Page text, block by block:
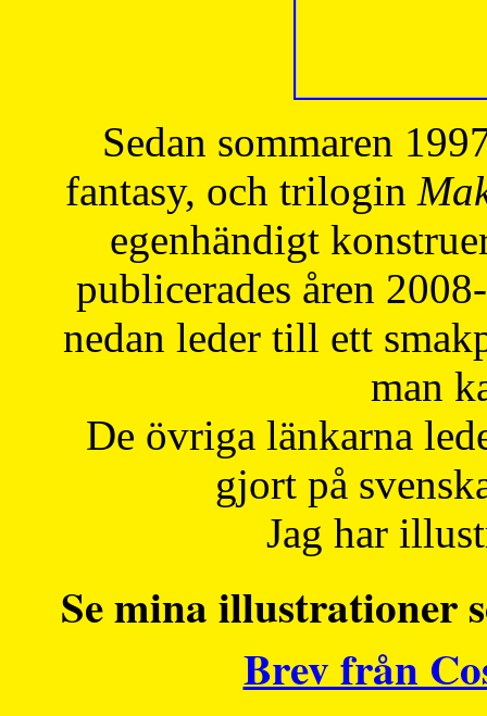
Sedan sommaren
fantasy, och trilogin
egenhändigt
publicerades åren
nedan leder till ett
man
De övriga länkarna
gjort på
Jag har
Se mina illustrationer
Brev från